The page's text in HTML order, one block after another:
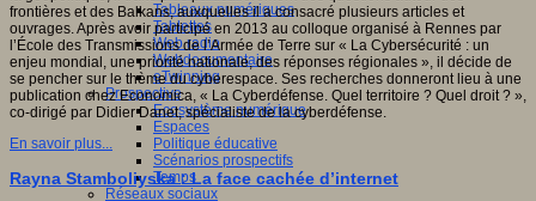
Tableaux numériques
Tablettes
Web radio
Webdocumentaire
eTwinning
Prospective
Ecosystème numérique
Espaces
Politique éducative
Scénarios prospectifs
Temps
Réseaux sociaux
frontières et des Balkans, auxquelles il a consacré plusieurs articles et
ouvrages. Après avoir participé en 2013 au colloque organisé à Rennes par
l’École des Transmissions de l’Armée de Terre sur « La Cybersécurité : un
enjeu mondial, une priorité nationale, des réponses régionales », il décide de
se pencher sur le thème du cyberespace. Ses recherches donneront lieu à une
publication chez Economica, « La Cyberdéfense. Quel territoire ? Quel droit ? »,
co-dirigé par Didier Danet, spécialiste de la cyberdéfense.
En savoir plus...
Rayna Stamboliyska : La face cachée d’internet